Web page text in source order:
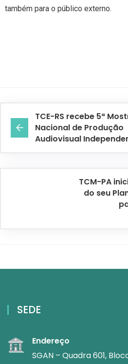
também para o público externo.
TCE-RS recebe 5ª
Nacional de Produção
Audiovisual
TCM-PA
do seu
SEDE
Endereço
SGAN – Quadra 601,